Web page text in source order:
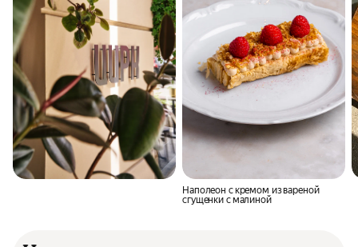
Наполеон с кремом из вареной
сгущенки с малиной